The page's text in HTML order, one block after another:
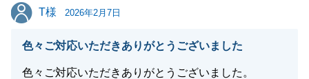
閉じる
T様
T様 2026年2月7日
色々ご対応いただきありがとうございました
色々ご対応いただきありがとうございました。